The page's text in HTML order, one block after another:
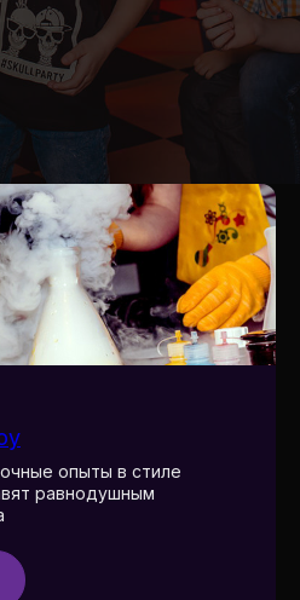
опыты в стиле
равнодушным